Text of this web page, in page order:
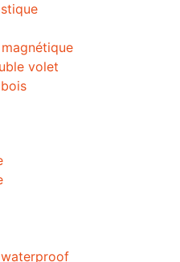
volet